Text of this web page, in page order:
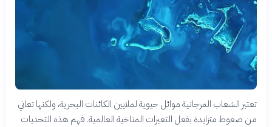
تعتبر الشعاب المرجانية موائل حيوية لملايين الكائنات البحرية، ولكنها تعاني
من ضغوط متزايدة بفعل التغيرات المناخية العالمية. فهم هذه التحديات